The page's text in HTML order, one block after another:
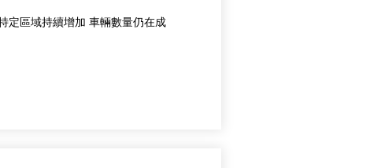
以台灣目前的結構來看 停車需求並沒有消失 反而在特定區域持續增加 車輛數量仍在成